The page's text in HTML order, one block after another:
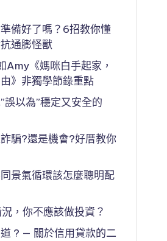
備好了嗎？6招教你懂
通膨怪獸
Amy《媽咪白手起家，
》非獨學節錄重點
誤以為”穩定又安全的
騙?還是機會?好厝教你
景氣循環該怎麼聰明配
，你不應該做投資？
? — 關於信用貸款的二